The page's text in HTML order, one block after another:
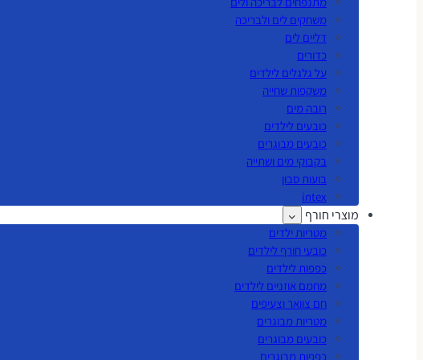
משחקים לים ולבריכה
דליים לים
כדורים
על גלגלים לילדים
משקפות שחייה
רובה מים
כובעים לילדים
כובעים מבוגרים
בקבוקי מים ושתייה
בועות סבון
intex
מוצרי חורף
מטריות ילדים
כובעי חורף לילדים
כפפות לילדים
מחמם אוזניים לילדים
חם צוואר וצעיפים
מטריות מבוגרים
כובעים מבוגרים
כפפות מבוגרים